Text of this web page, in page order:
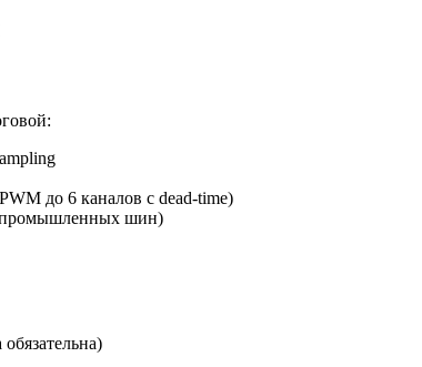
до 6 каналов с dead-time)
промышленных шин)